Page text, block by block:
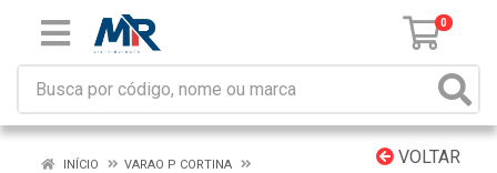
0
VOLTAR
INÍCIO
VARAO P CORTINA